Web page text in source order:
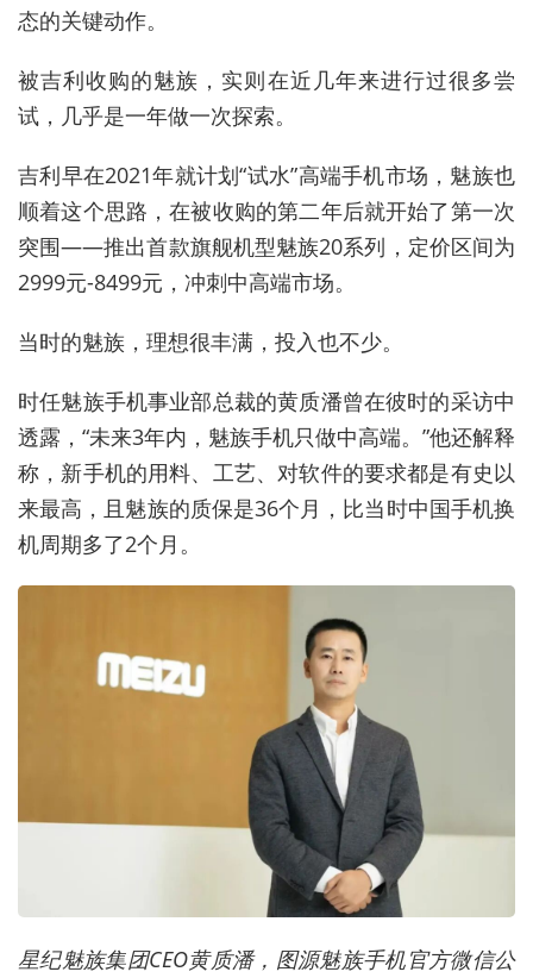
态的关键动作。
被吉利收购的魅族，实则在近几年来进行过很多尝
试，几乎是一年做一次探索。
吉利早在2021年就计划“试水”高端手机市场，魅族也
顺着这个思路，在被收购的第二年后就开始了第一次
突围——推出首款旗舰机型魅族20系列，定价区间为
2999元-8499元，冲刺中高端市场。
当时的魅族，理想很丰满，投入也不少。
时任魅族手机事业部总裁的黄质潘曾在彼时的采访中
透露，“未来3年内，魅族手机只做中高端。”他还解释
称，新手机的用料、工艺、对软件的要求都是有史以
来最高，且魅族的质保是36个月，比当时中国手机换
机周期多了2个月。
星纪魅族集团CEO黄质潘，图源魅族手机官方微信公